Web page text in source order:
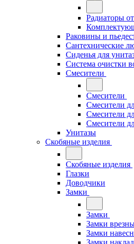
Радиаторы
Раковины и
Сантехнические
Сиденья для
Система очистки
Смесители
Смесители
Смесители
Смесители
Смесители
Унитазы
Скобяные изделия
Скобяные изделия
Глазки
Доводчики
Замки
Замки
Замки
Замки
Замки